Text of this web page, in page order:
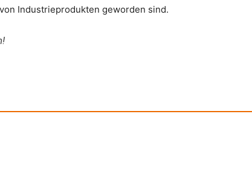
Industrieprodukten geworden sind.